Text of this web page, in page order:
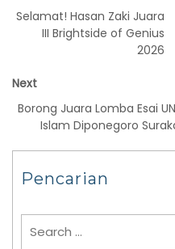
Selamat! Hasan Zaki Juara
III Brightside of Genius
2026
Next
Borong Juara Lomba Esai
Islam Diponegoro
Pencarian